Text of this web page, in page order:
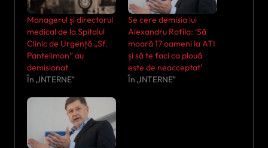
Managerul și directorul
medical de la Spitalul
Clinic de Urgență „Sf.
Pantelimon” au
demisionat
În „INTERNE”
Se cere demisia lui
Alexandru Rafila: ‘Să
moară 17 oameni la ATI
și să te faci ca plouă
este de neacceptat’
În „INTERNE”